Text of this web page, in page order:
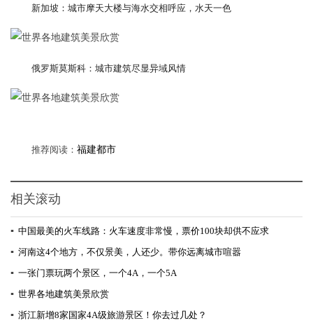
新加坡：城市摩天大楼与海水交相呼应，水天一色
俄罗斯莫斯科：城市建筑尽显异域风情
推荐阅读： 福建都市
相关滚动
▪ 中国最美的火车线路：火车速度非常慢，票价100块却供不应求
▪ 河南这4个地方，不仅景美，人还少。带你远离城市喧嚣
▪ 一张门票玩两个景区，一个4A，一个5A
▪ 世界各地建筑美景欣赏
▪ 浙江新增8家国家4A级旅游景区！你去过几处？